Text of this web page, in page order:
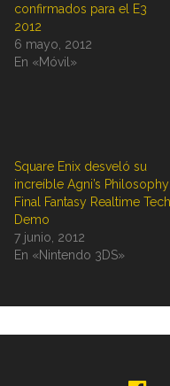
confirmados para el E3
2012
6 mayo, 2012
En «Móvil»
Square Enix desveló su
increíble Agni’s Philosophy:
Final Fantasy Realtime Tech
Demo
7 junio, 2012
En «Nintendo 3DS»